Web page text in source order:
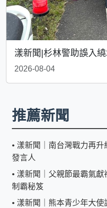
漾新聞|杉林警助誤入
2026-08-04
推薦新聞
• 漾新聞｜南台灣戰力再
發言人
• 漾新聞｜父親節最霸氣
制霸秘笈
• 漾新聞｜熊本青少年大